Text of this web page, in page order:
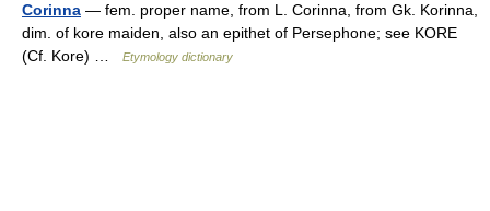
Corinna — fem. proper name, from L. Corinna, from Gk. Korinna,
dim. of kore maiden, also an epithet of Persephone; see KORE
(Cf. Kore) …
Etymology dictionary